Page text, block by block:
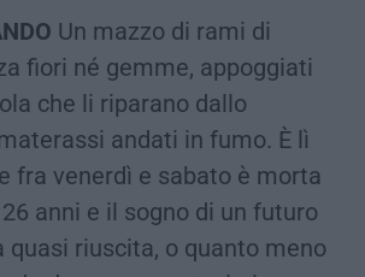
Un mazzo di rami di
fiori né gemme, appoggiati
che li riparano dallo
andati in fumo. È lì
fra venerdì e sabato è morta
anni e il sogno di un futuro
quasi riuscita, o quanto meno